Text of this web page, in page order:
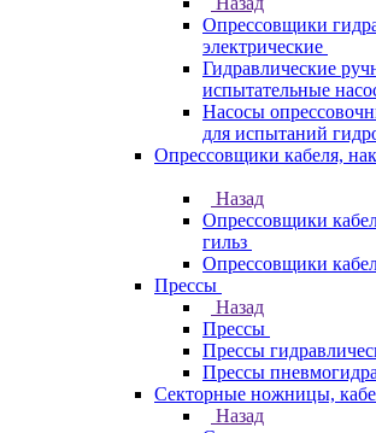
Опрессовщики
электрические
Гидравлические
испытательные
Насосы
для испытаний
Опрессовщики кабеля,
Назад
Опрессовщики
гильз
Опрессовщики
Прессы
Назад
Прессы
Прессы
Прессы
Секторные ножницы,
Назад